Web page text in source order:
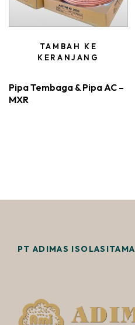
TAMBAH KE
KERANJANG
Pipa Tembaga & Pipa AC –
MXR
PT ADIMAS ISOLASITAMA